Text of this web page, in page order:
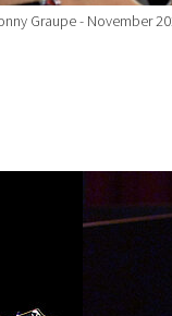
Graupe - November
Show